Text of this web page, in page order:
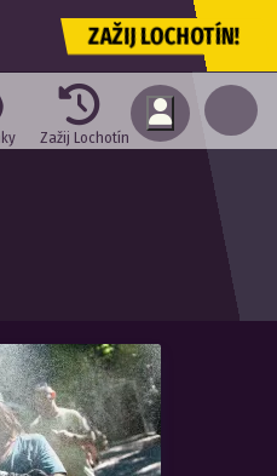
ZAŽIJ LOCHOTÍN!
Zažij Lochotín